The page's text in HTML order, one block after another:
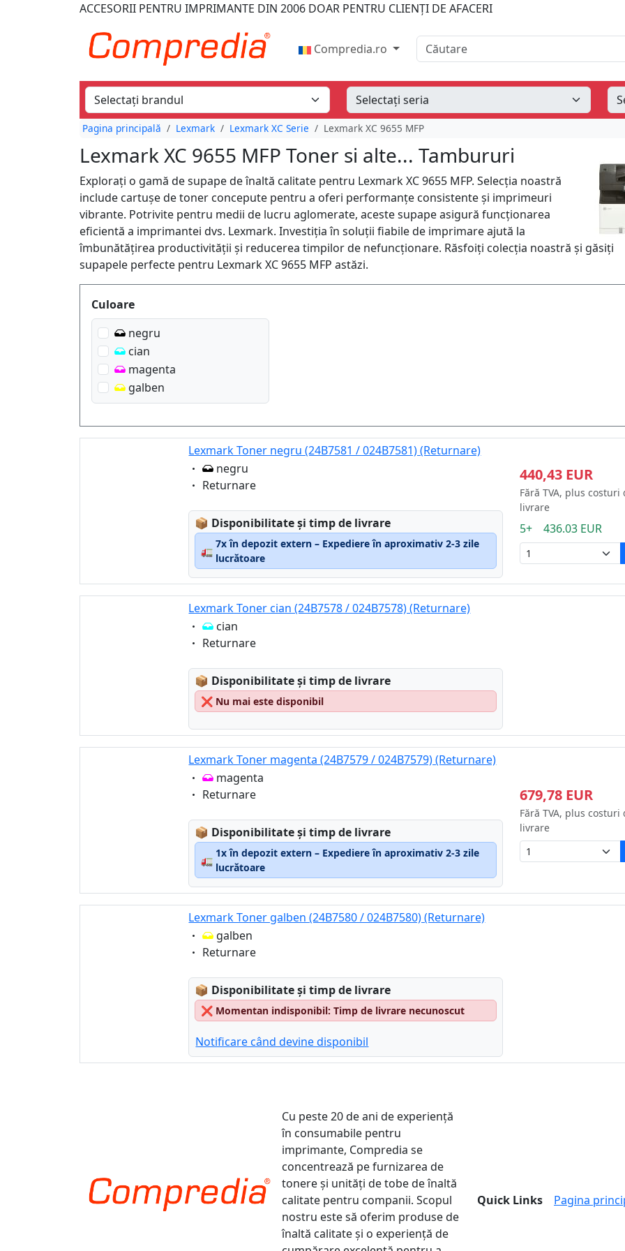
ACCESORII PENTRU IMPRIMANTE DIN 2006 DOAR PENTRU CLIENȚI DE AFACERI
Compredia.ro Căutare
Pagina principală Lexmark Lexmark XC Serie Lexmark XC 9655 MFP
Lexmark XC 9655 MFP Toner si alte... Tambururi
Explorați o gamă de supape de înaltă calitate pentru Lexmark XC 9655 MFP. Selecția noastră
include cartușe de toner concepute pentru a oferi performanțe consistente și imprimeuri
vibrante. Potrivite pentru medii de lucru aglomerate, aceste supape asigură funcționarea
eficientă a imprimantei dvs. Lexmark. Investiția în soluții fiabile de imprimare ajută la
îmbunătățirea productivității și reducerea timpilor de nefuncționare. Răsfoiți colecția noastră și găsiți
supapele perfecte pentru Lexmark XC 9655 MFP astăzi.
Produktfilter
Culoare
negru
cian
magenta
galben
Lexmark Toner negru (24B7581 / 024B7581) (Returnare)
Eigenschaft:
negru
Eigenschaft:
Returnare
📦 Lagerstatus:
Disponibilitate și timp de livrare
🚛
7x în depozit extern – Expediere în aproximativ 2-3 zile
lucrătoare
440,43 EUR
Fără TVA, plus costuri
livrare
5+ 436.03 EUR
Lexmark Toner cian (24B7578 / 024B7578) (Returnare)
Eigenschaft:
cian
Eigenschaft:
Returnare
📦 Lagerstatus:
Disponibilitate și timp de livrare
❌ Nu mai este disponibil
Lexmark Toner magenta (24B7579 / 024B7579) (Returnare)
Eigenschaft:
magenta
Eigenschaft:
Returnare
📦 Lagerstatus:
Disponibilitate și timp de livrare
🚛
1x în depozit extern – Expediere în aproximativ 2-3 zile
lucrătoare
679,78 EUR
Fără TVA, plus costuri
livrare
Lexmark Toner galben (24B7580 / 024B7580) (Returnare)
Eigenschaft:
galben
Eigenschaft:
Returnare
📦 Lagerstatus:
Disponibilitate și timp de livrare
❌ Momentan indisponibil: Timp de livrare necunoscut
Notificare când devine disponibil
Cu peste 20 de ani de experiență
în consumabile pentru
imprimante, Compredia se
concentrează pe furnizarea de
tonere și unități de tobe de înaltă
calitate pentru companii. Scopul
nostru este să oferim produse de
înaltă calitate și o experiență de
Quick Links Pagina